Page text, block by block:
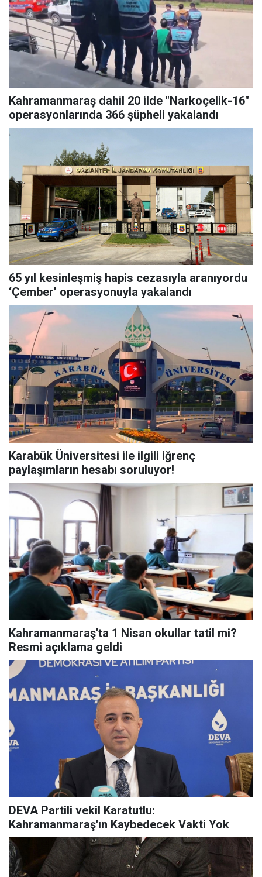
Kahramanmaraş dahil 20 ilde "Narkoçelik-16"
operasyonlarında 366 şüpheli yakalandı
65 yıl kesinleşmiş hapis cezasıyla aranıyordu
‘Çember’ operasyonuyla yakalandı
Karabük Üniversitesi ile ilgili iğrenç
paylaşımların hesabı soruluyor!
Kahramanmaraş'ta 1 Nisan okullar tatil mi?
Resmi açıklama geldi
DEVA Partili vekil Karatutlu:
Kahramanmaraş'ın Kaybedecek Vakti Yok